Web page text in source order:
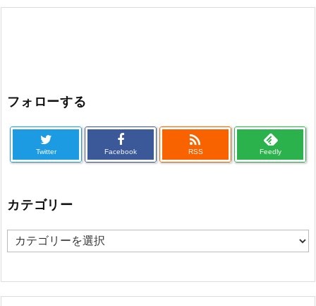
フォローする
Twitter Facebook

RSS Feedly
カテゴリー
カ